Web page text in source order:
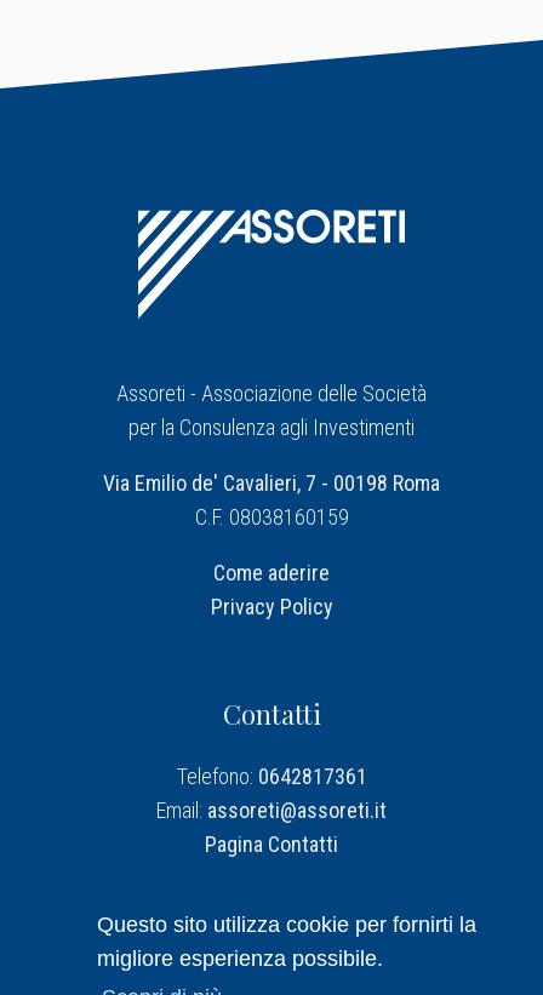
Questo sito utilizza cookie per fornirti la
migliore esperienza possibile.
Assoreti - Associazione delle Società
per la Consulenza agli Investimenti
Via Emilio de' Cavalieri, 7 - 00198 Roma
C.F. 08038160159
Come aderire
Privacy Policy
Contatti
Telefono: 0642817361
Email: assoreti@assoreti.it
Pagina Contatti